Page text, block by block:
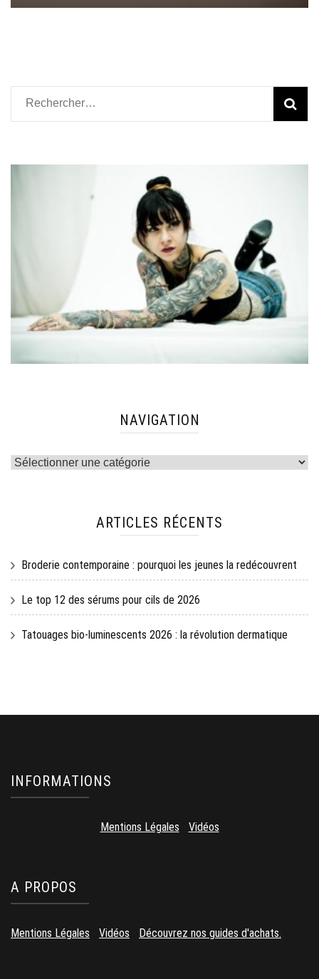
Rechercher :
NAVIGATION
Navigation
ARTICLES RÉCENTS
Broderie contemporaine : pourquoi les jeunes la redécouvrent
Le top 12 des sérums pour cils de 2026
Tatouages bio-luminescents 2026 : la révolution dermatique
INFORMATIONS
Mentions Légales Vidéos
A PROPOS
Mentions Légales Vidéos Découvrez nos guides d'achats.